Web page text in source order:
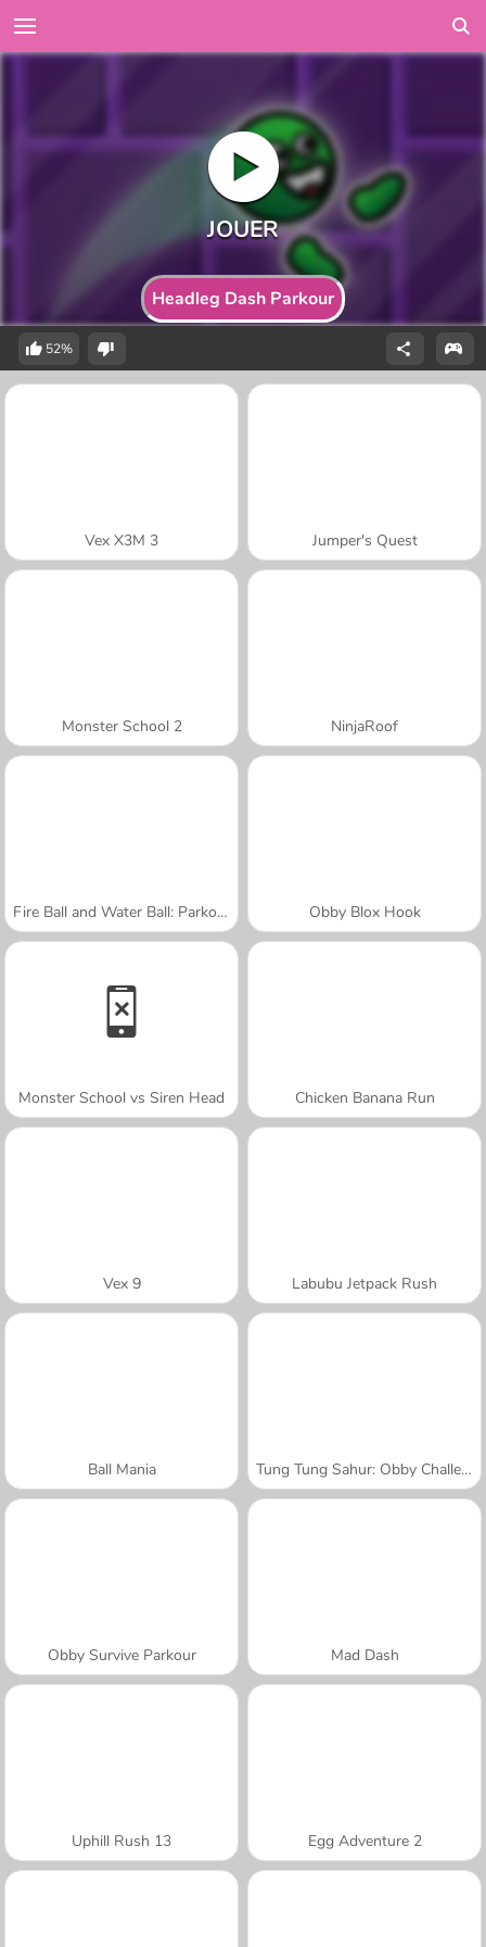
Headleg Dash Parkour
52%
Vex X3M 3 Jumper's Quest
Monster School 2 NinjaRoof
Fire Ball and Water Ball: Parkour Love Balls Obby Blox Hook
Monster School vs Siren Head Chicken Banana Run
Vex 9 Labubu Jetpack Rush
Ball Mania Tung Tung Sahur: Obby Challenge
Obby Survive Parkour Mad Dash
Uphill Rush 13 Egg Adventure 2